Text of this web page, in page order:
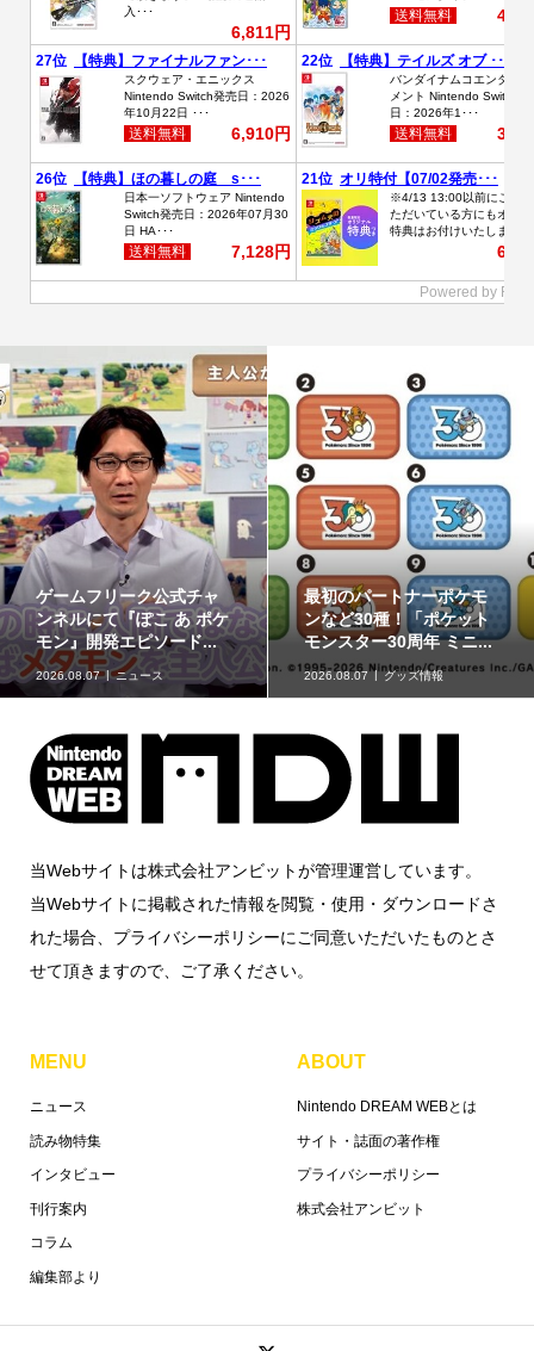
ポケモンの姿のソフビ貯
金箱「ポケモンコインバ
ンク」に、ゲンガーな...
2026.08.07 グッズ情報
8月7日より事前抽選開
始！ 高知県にて「N響メ
ンバーによるポケモン...
2026.08.07 イベント情報
当Webサイトは株式会社アンビットが管理運営しています。
当Webサイトに掲載された情報を閲覧・使用・ダウンロードさ
れた場合、プライバシーポリシーにご同意いただいたものとさ
せて頂きますので、ご了承ください。
MENU
ニュース
読み物特集
インタビュー
刊行案内
コラム
編集部より
ABOUT
Nintendo DREAM WEBとは
サイト・誌面の著作権
プライバシーポリシー
株式会社アンビット